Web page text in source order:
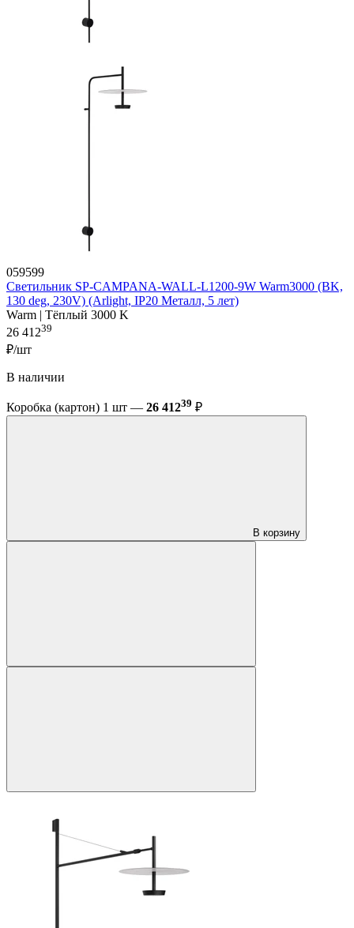
059599
Светильник SP-CAMPANA-WALL-L1200-9W Warm3000 (BK,
130 deg, 230V) (Arlight, IP20 Металл, 5 лет)
Warm | Тёплый 3000 K
26 41239
₽/шт
В наличии
Коробка (картон) 1 шт — 26 41239 ₽
В корзину